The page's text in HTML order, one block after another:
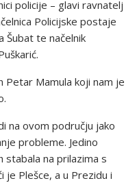
policije – glavi ravnatelj
Policijske postaje
Šubat te načelnik
Petar Mamula koji nam je
na ovom području jako
probleme. Jedino
na prilazima s
je Plešce, a u Prezidu i